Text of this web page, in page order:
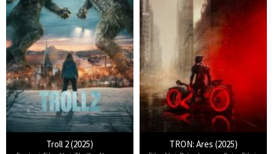
Troll 2 (2025) TRON: Ares (2025)